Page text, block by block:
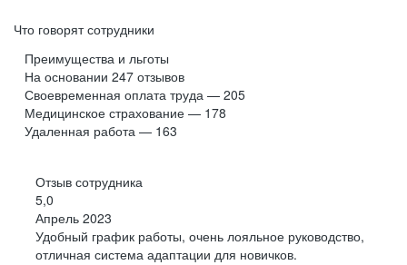
Что говорят сотрудники
Преимущества и льготы
На основании 247 отзывов
Своевременная оплата труда — 205
Медицинское страхование — 178
Удаленная работа — 163
Отзыв сотрудника
5,0
Апрель 2023
Удобный график работы, очень лояльное руководство,
отличная система адаптации для новичков.